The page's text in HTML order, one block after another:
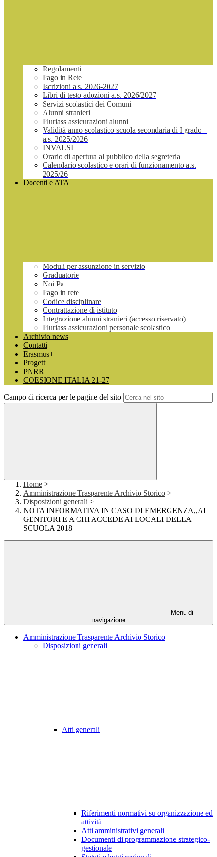
Regolamenti
Pago in Rete
Iscrizioni a.s. 2026-2027
Libri di testo adozioni a.s. 2026/2027
Servizi scolastici dei Comuni
Alunni stranieri
Pluriass assicurazioni alunni
Validità anno scolastico scuola secondaria di I grado –
a.s. 2025/2026
INVALSI
Orario di apertura al pubblico della segreteria
Calendario scolastico e orari di funzionamento a.s.
2025/26
Docenti e ATA
Moduli per assunzione in servizio
Graduatorie
Noi Pa
Pago in rete
Codice disciplinare
Contrattazione di istituto
Integrazione alunni stranieri (accesso riservato)
Pluriass assicurazioni personale scolastico
Archivio news
Contatti
Erasmus+
Progetti
PNRR
COESIONE ITALIA 21-27
Campo di ricerca per le pagine del sito
Home >
Amministrazione Trasparente Archivio Storico >
Disposizioni generali >
NOTA INFORMATIVA IN CASO DI EMERGENZA,,AI
GENITORI E A CHI ACCEDE AI LOCALI DELLA
SCUOLA 2018
Menu di
navigazione
Amministrazione Trasparente Archivio Storico
Disposizioni generali
Atti generali
Riferimenti normativi su organizzazione ed
attività
Atti amministrativi generali
Documenti di programmazione strategico-
gestionale